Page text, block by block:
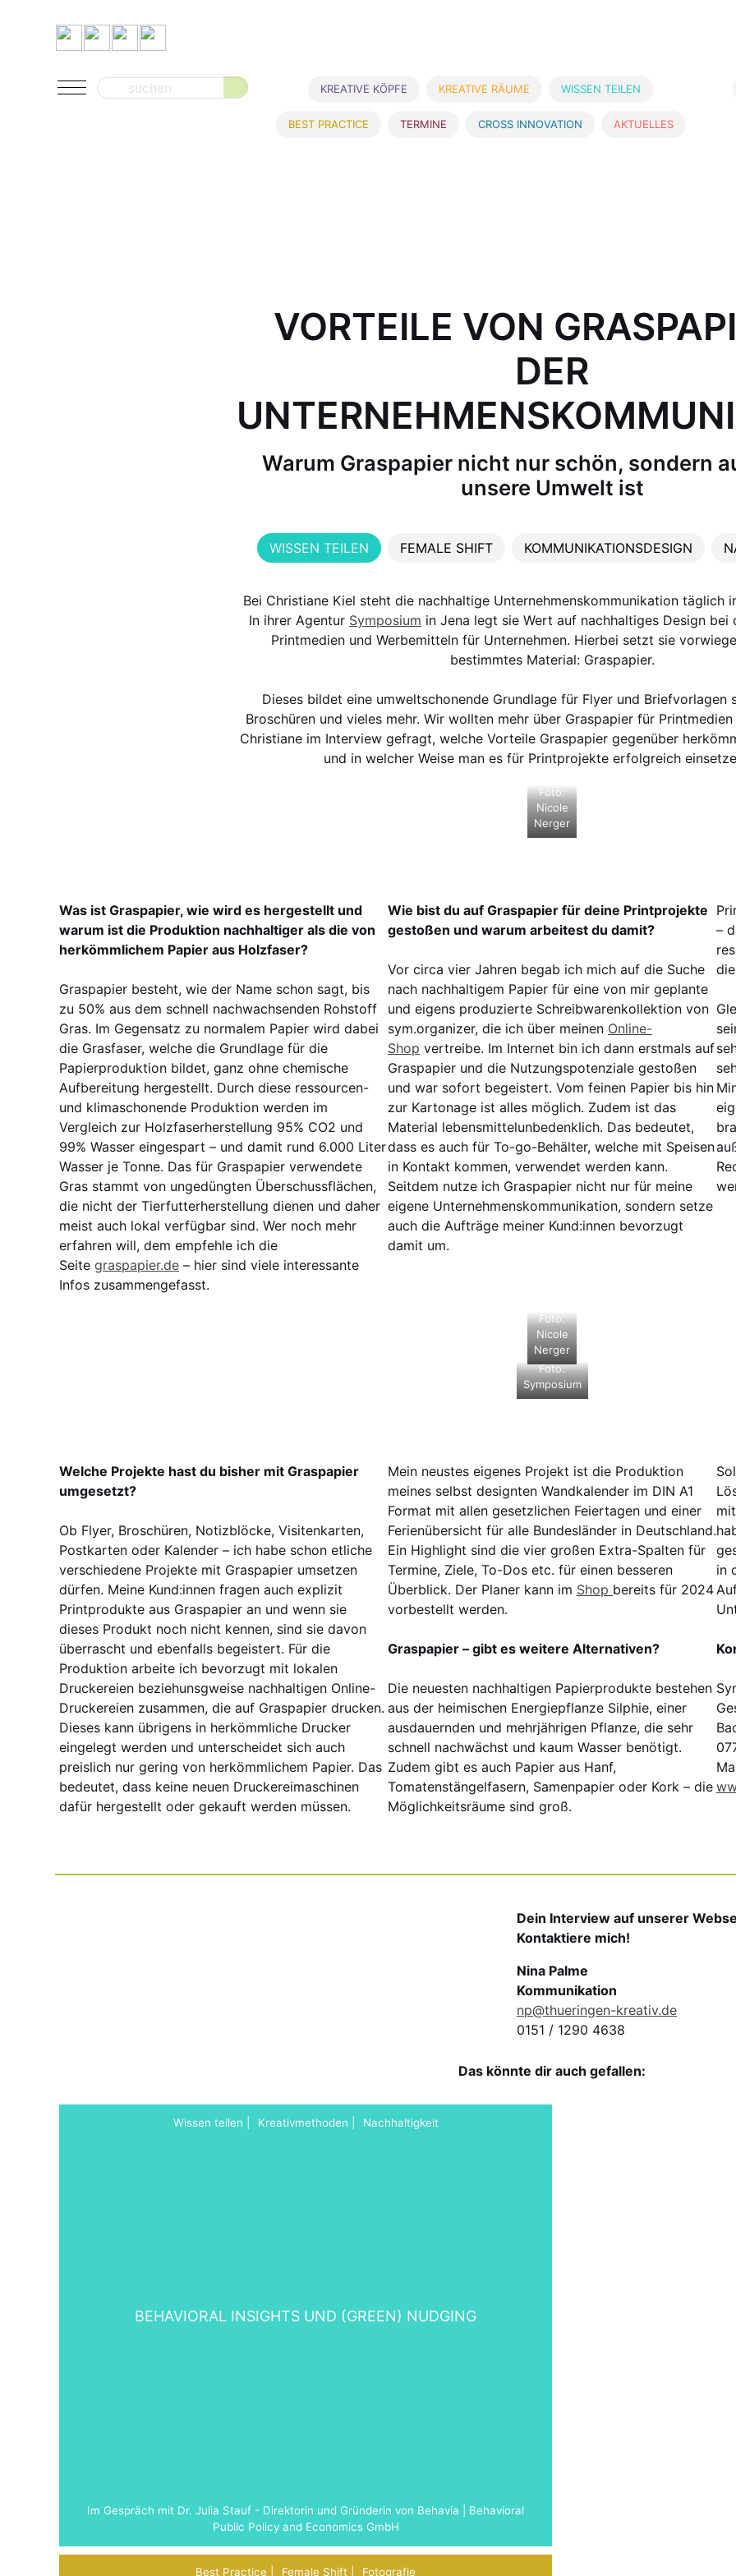
Suche
KREATIVE KÖPFE KREATIVE RÄUME WISSEN TEILEN
BEST PRACTICE TERMINE CROSS INNOVATION AKTUELLES
VORTEILE VON
DER
Warum Graspapier nicht nur schön, sondern
unsere Umwelt ist
WISSEN TEILEN FEMALE SHIFT KOMMUNIKATIONSDESIGN
Bei Christiane Kiel steht die nachhaltige Unternehmenskommunikation täglich
In ihrer Agentur Symposium in Jena legt sie Wert auf nachhaltiges Design bei
Printmedien und Werbemitteln für Unternehmen. Hierbei setzt sie
bestimmtes Material: Graspapier.
Dieses bildet eine umweltschonende Grundlage für Flyer und Briefvorlagen
Broschüren und vieles mehr. Wir wollten mehr über Graspapier für
Christiane im Interview gefragt, welche Vorteile Graspapier gegenüber
und in welcher Weise man es für Printprojekte erfolgreich
Foto:
Nicole
Nerger
Was ist Graspapier, wie wird es hergestellt und
warum ist die Produktion nachhaltiger als die von
herkömmlichem Papier aus Holzfaser?
Graspapier besteht, wie der Name schon sagt, bis
zu 50% aus dem schnell nachwachsenden Rohstoff
Gras. Im Gegensatz zu normalem Papier wird dabei
die Grasfaser, welche die Grundlage für die
Papierproduktion bildet, ganz ohne chemische
Aufbereitung hergestellt. Durch diese ressourcen-
und klimaschonende Produktion werden im
Vergleich zur Holzfaserherstellung 95% CO2 und
99% Wasser eingespart – und damit rund 6.000 Liter
Wasser je Tonne. Das für Graspapier verwendete
Gras stammt von ungedüngten Überschussflächen,
die nicht der Tierfutterherstellung dienen und daher
meist auch lokal verfügbar sind. Wer noch mehr
erfahren will, dem empfehle ich die
Seite graspapier.de – hier sind viele interessante
Infos zusammengefasst.
Wie bist du auf Graspapier für deine Printprojekte
gestoßen und warum arbeitest du damit?
Vor circa vier Jahren begab ich mich auf die Suche
nach nachhaltigem Papier für eine von mir geplante
und eigens produzierte Schreibwarenkollektion von
sym.organizer, die ich über meinen Online-
Shop vertreibe. Im Internet bin ich dann erstmals auf
Graspapier und die Nutzungspotenziale gestoßen
und war sofort begeistert. Vom feinen Papier bis hin
zur Kartonage ist alles möglich. Zudem ist das
Material lebensmittelunbedenklich. Das bedeutet,
dass es auch für To-go-Behälter, welche mit Speisen
in Kontakt kommen, verwendet werden kann.
Seitdem nutze ich Graspapier nicht nur für meine
eigene Unternehmenskommunikation, sondern setze
auch die Aufträge meiner Kund:innen bevorzugt
damit um.
–
Foto:
Nicole
Nerger
Foto:
Symposium
Welche Projekte hast du bisher mit Graspapier
umgesetzt?
Ob Flyer, Broschüren, Notizblöcke, Visitenkarten,
Postkarten oder Kalender – ich habe schon etliche
verschiedene Projekte mit Graspapier umsetzen
dürfen. Meine Kund:innen fragen auch explizit
Printprodukte aus Graspapier an und wenn sie
dieses Produkt noch nicht kennen, sind sie davon
überrascht und ebenfalls begeistert. Für die
Produktion arbeite ich bevorzugt mit lokalen
Druckereien beziehunsgweise nachhaltigen Online-
Druckereien zusammen, die auf Graspapier drucken.
Dieses kann übrigens in herkömmliche Drucker
eingelegt werden und unterscheidet sich auch
preislich nur gering von herkömmlichem Papier. Das
bedeutet, dass keine neuen Druckereimaschinen
dafür hergestellt oder gekauft werden müssen.
Mein neustes eigenes Projekt ist die Produktion
meines selbst designten Wandkalender im DIN A1
Format mit allen gesetzlichen Feiertagen und einer
Ferienübersicht für alle Bundesländer in Deutschland.
Ein Highlight sind die vier großen Extra-Spalten für
Termine, Ziele, To-Dos etc. für einen besseren
Überblick. Der Planer kann im Shop bereits für 2024
vorbestellt werden.
Graspapier – gibt es weitere Alternativen?
Die neuesten nachhaltigen Papierprodukte bestehen
aus der heimischen Energiepflanze Silphie, einer
ausdauernden und mehrjährigen Pflanze, die sehr
schnell nachwächst und kaum Wasser benötigt.
Zudem gibt es auch Papier aus Hanf,
Tomatenstängelfasern, Samenpapier oder Kork – die
Möglichkeitsräume sind groß.
in
Dein Interview auf unserer
Kontaktiere mich!
Nina Palme
Kommunikation
np@thueringen-kreativ.de
0151 / 1290 4638
Das könnte dir auch gefallen:
Wissen teilen Kreativmethoden Nachhaltigkeit
BEHAVIORAL INSIGHTS UND (GREEN) NUDGING
Im Gespräch mit Dr. Julia Stauf - Direktorin und Gründerin von Behavia | Behavioral
Public Policy and Economics GmbH
Best Practice Female Shift Fotografie